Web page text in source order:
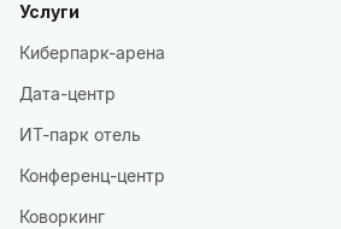
Услуги
Киберпарк-арена
Дата-центр
ИТ-парк отель
Конференц-центр
Коворкинг